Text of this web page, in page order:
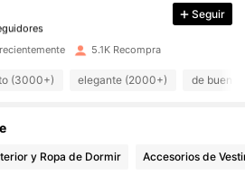
Hace 7 horas
Seguir
5.1K Recompra
(3000+) elegante (2000+) de buena
y Ropa de Dormir Accesorios de